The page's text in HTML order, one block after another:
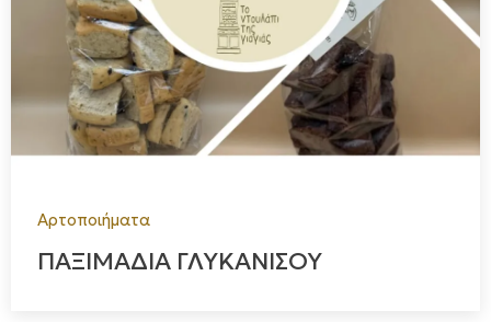
Αρτοποιήματα
ΠΑΞΙΜΑΔΙΑ ΓΛΥΚΑΝΙΣΟΥ